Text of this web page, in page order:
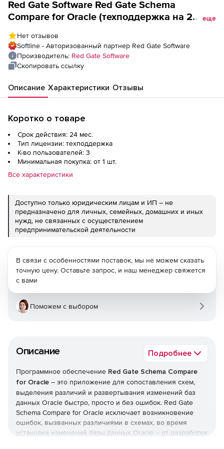
Red Gate Software Red Gate Schema
Compare for Oracle (техподдержка на 2
еще
Нет отзывов
Softline - Авторизованный партнер Red Gate Software
Производитель: Red Gate Software
Скопировать ссылку
Описание Характеристики Отзывы
Коротко о товаре
Срок действия: 24 мес.
Тип лицензии: техподдержка
К-во пользователей: 3
Минимальная покупка: от 1 шт.
Все характеристики
Доступно только юридическим лицам и ИП – не
предназначено для личных, семейных, домашних и иных
нужд, не связанных с осуществлением
предпринимательской деятельности
Описание Подробнее
Программное обеспечение Red Gate Schema Compare
for Oracle – это приложение для сопоставления схем,
выделения различий и развертывания изменений баз
данных Oracle быстро, просто и без ошибок. Red Gate
Schema Compare for Oracle исключает возникновение
ошибок, вызванных различиями в схемах, во время
установки изменений базы данных Oracle – от разработки
В связи с особенностями поставок, мы не можем сказать
точную цену. Оставьте запрос, и наш менеджер свяжется
с вами
Поможем с выбором